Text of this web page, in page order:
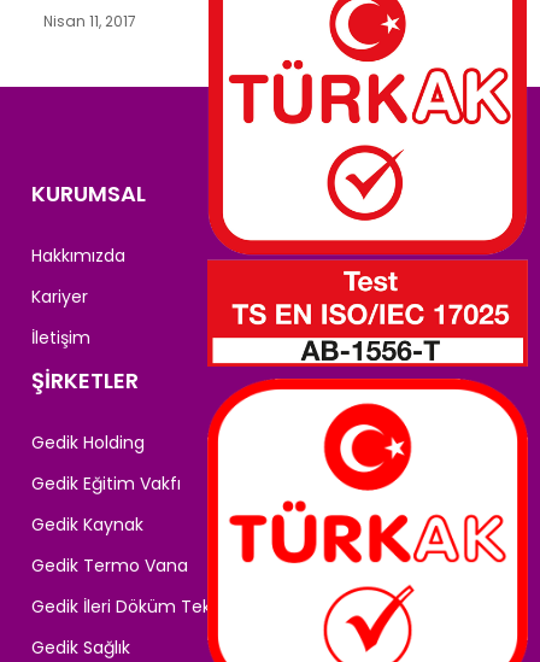
Nisan 11, 2017
KURUMSAL
Hakkımızda
Kariyer
İletişim
ŞİRKETLER
Gedik Holding
Gedik Eğitim Vakfı
Gedik Kaynak
Gedik Termo Vana
Gedik İleri Döküm Teknolojileri
Gedik Sağlık